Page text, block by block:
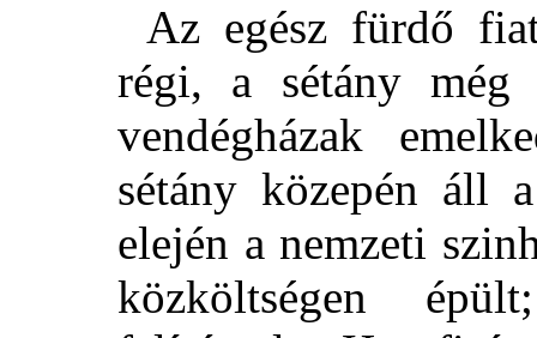
Az egész fürdő
régi, a sétány még
vendégházak
sétány közepén áll
elején a nemzeti
közköltségen